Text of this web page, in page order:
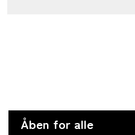
Åben for alle